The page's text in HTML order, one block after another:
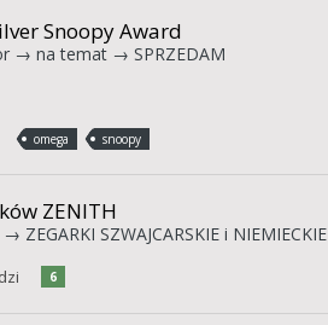
Snoopy Award
→ na temat → SPRZEDAM
omega snoopy
ZENITH
→ ZEGARKI SZWAJCARSKIE i NIEMIECKIE
6